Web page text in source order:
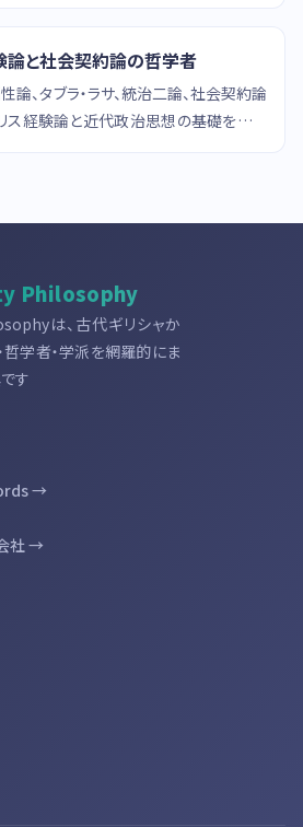
論と社会契約論の哲学者
論、タブラ・ラサ、統治二論、社会契約論
ス経験論と近代政治思想の基礎を築い
Philosophy
は、古代ギリシャか
学者・学派を網羅的にま
す
→
社 →